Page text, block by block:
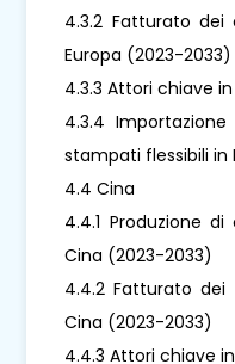
4.3.2 Fatturato
Europa (2023-2033)
4.3.3 Attori chiave
4.3.4
stampati flessibili in
4.4 Cina
4.4.1 Produzione
Cina (2023-2033)
4.4.2 Fatturato
Cina (2023-2033)
4.4.3 Attori chiave